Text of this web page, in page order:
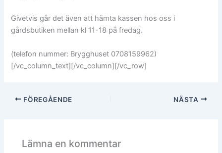
Givetvis går det även att hämta kassen hos oss i
gårdsbutiken mellan kl 11-18 på fredag.
(telefon nummer: Brygghuset 0708159962)
[/vc_column_text][/vc_column][/vc_row]
FÖREGÅENDE NÄSTA
Lämna en kommentar